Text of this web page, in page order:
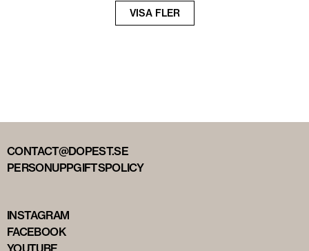
VISA FLER
Nästa
sida
CONTACT@DOPEST.SE
PERSONUPPGIFTSPOLICY
INSTAGRAM
FACEBOOK